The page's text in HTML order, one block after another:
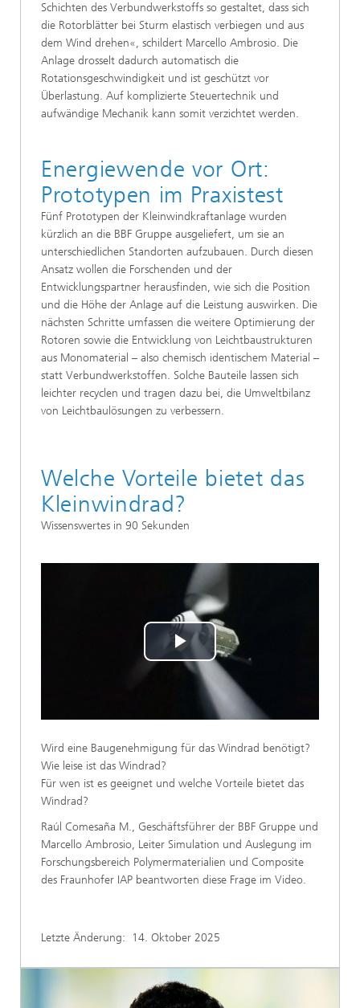
Schichten des Verbundwerkstoffs so gestaltet, dass sich
die Rotorblätter bei Sturm elastisch verbiegen und aus
dem Wind drehen«, schildert Marcello Ambrosio. Die
Anlage drosselt dadurch automatisch die
Rotationsgeschwindigkeit und ist geschützt vor
Überlastung. Auf komplizierte Steuertechnik und
aufwändige Mechanik kann somit verzichtet werden.
Energiewende vor Ort:
Prototypen im Praxistest
Fünf Prototypen der Kleinwindkraftanlage wurden
kürzlich an die BBF Gruppe ausgeliefert, um sie an
unterschiedlichen Standorten aufzubauen. Durch diesen
Ansatz wollen die Forschenden und der
Entwicklungspartner herausfinden, wie sich die Position
und die Höhe der Anlage auf die Leistung auswirken. Die
nächsten Schritte umfassen die weitere Optimierung der
Rotoren sowie die Entwicklung von Leichtbaustrukturen
aus Monomaterial – also chemisch identischem Material –
statt Verbundwerkstoffen. Solche Bauteile lassen sich
leichter recyclen und tragen dazu bei, die Umweltbilanz
von Leichtbaulösungen zu verbessern.
Welche Vorteile bietet das
Kleinwindrad?
Wissenswertes in 90 Sekunden
Play
Video
Wird eine Baugenehmigung für das Windrad benötigt?
Wie leise ist das Windrad?
Für wen ist es geeignet und welche Vorteile bietet das
Windrad?
Raúl Comesaña M., Geschäftsführer der BBF Gruppe und
Marcello Ambrosio, Leiter Simulation und Auslegung im
Forschungsbereich Polymermaterialien und Composite
des Fraunhofer IAP beantworten diese Frage im Video.
Letzte Änderung: 14. Oktober 2025